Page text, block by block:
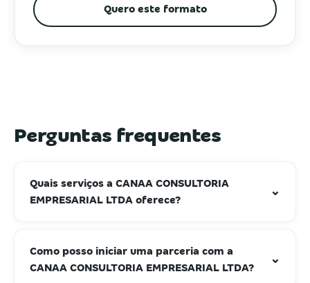
Quero este formato
Perguntas frequentes
Quais serviços a CANAA CONSULTORIA
EMPRESARIAL LTDA oferece?
⌄
Como posso iniciar uma parceria com a
CANAA CONSULTORIA EMPRESARIAL LTDA?
⌄